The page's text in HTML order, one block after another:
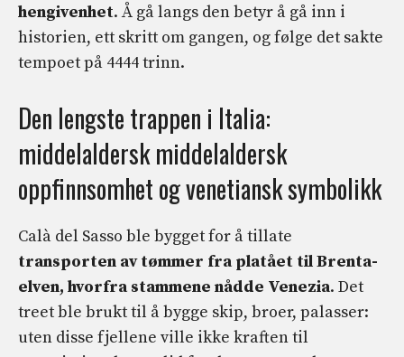
hengivenhet. Å gå langs den betyr å gå inn i
historien, ett skritt om gangen, og følge det sakte
tempoet på 4444 trinn.
Den lengste trappen i Italia:
middelaldersk middelaldersk
oppfinnsomhet og venetiansk symbolikk
Calà del Sasso ble bygget for å tillate
transporten av tømmer fra platået til Brenta-
elven, hvorfra stammene nådde Venezia. Det
treet ble brukt til å bygge skip, broer, palasser:
uten disse fjellene ville ikke kraften til